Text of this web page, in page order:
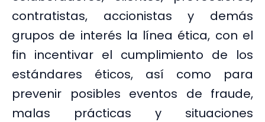
contratistas, accionistas y demás
grupos de interés la línea ética, con el
fin incentivar el cumplimiento de los
estándares éticos, así como para
prevenir posibles eventos de fraude,
malas prácticas y situaciones